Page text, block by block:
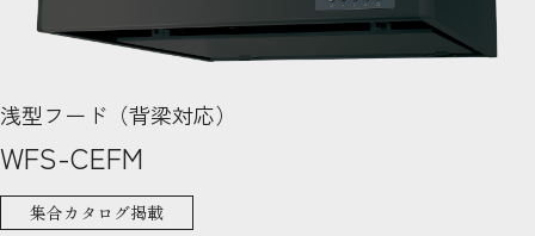
浅型フード（背梁対応）
WFS-CEFM
集合カタログ掲載